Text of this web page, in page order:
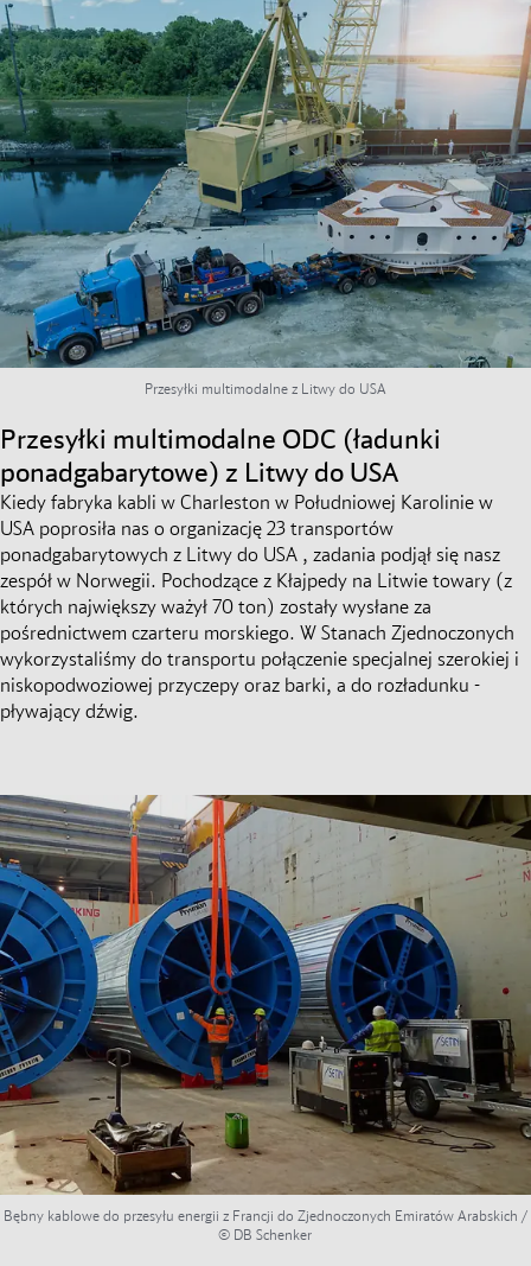
Przesyłki multimodalne z Litwy do USA
Przesyłki multimodalne ODC (ładunki
ponadgabarytowe) z Litwy do USA
Kiedy fabryka kabli w Charleston w Południowej Karolinie w
USA poprosiła nas o organizację 23 transportów
ponadgabarytowych z Litwy do USA , zadania podjął się nasz
zespół w Norwegii. Pochodzące z Kłajpedy na Litwie towary (z
których największy ważył 70 ton) zostały wysłane za
pośrednictwem czarteru morskiego. W Stanach Zjednoczonych
wykorzystaliśmy do transportu połączenie specjalnej szerokiej i
niskopodwoziowej przyczepy oraz barki, a do rozładunku -
pływający dźwig.
Bębny kablowe do przesyłu energii z Francji do Zjednoczonych Emiratów Arabskich /
© DB Schenker